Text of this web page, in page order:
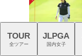
TOUR
全ツアー
JLPGA
国内女子